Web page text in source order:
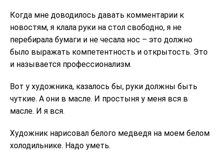
Когда мне доводилось давать комментарии к
новостям, я клала руки на стол свободно, я не
перебирала бумаги и не чесала нос – это должно
было выражать компетентность и открытость. Это
и называется профессионализм.
Вот у художника, казалось бы, руки должны быть
чуткие. А они в масле. И простыня у меня вся в
масле. И я вся.
Художник нарисовал белого медведя на моем белом
холодильнике. Надо уметь.